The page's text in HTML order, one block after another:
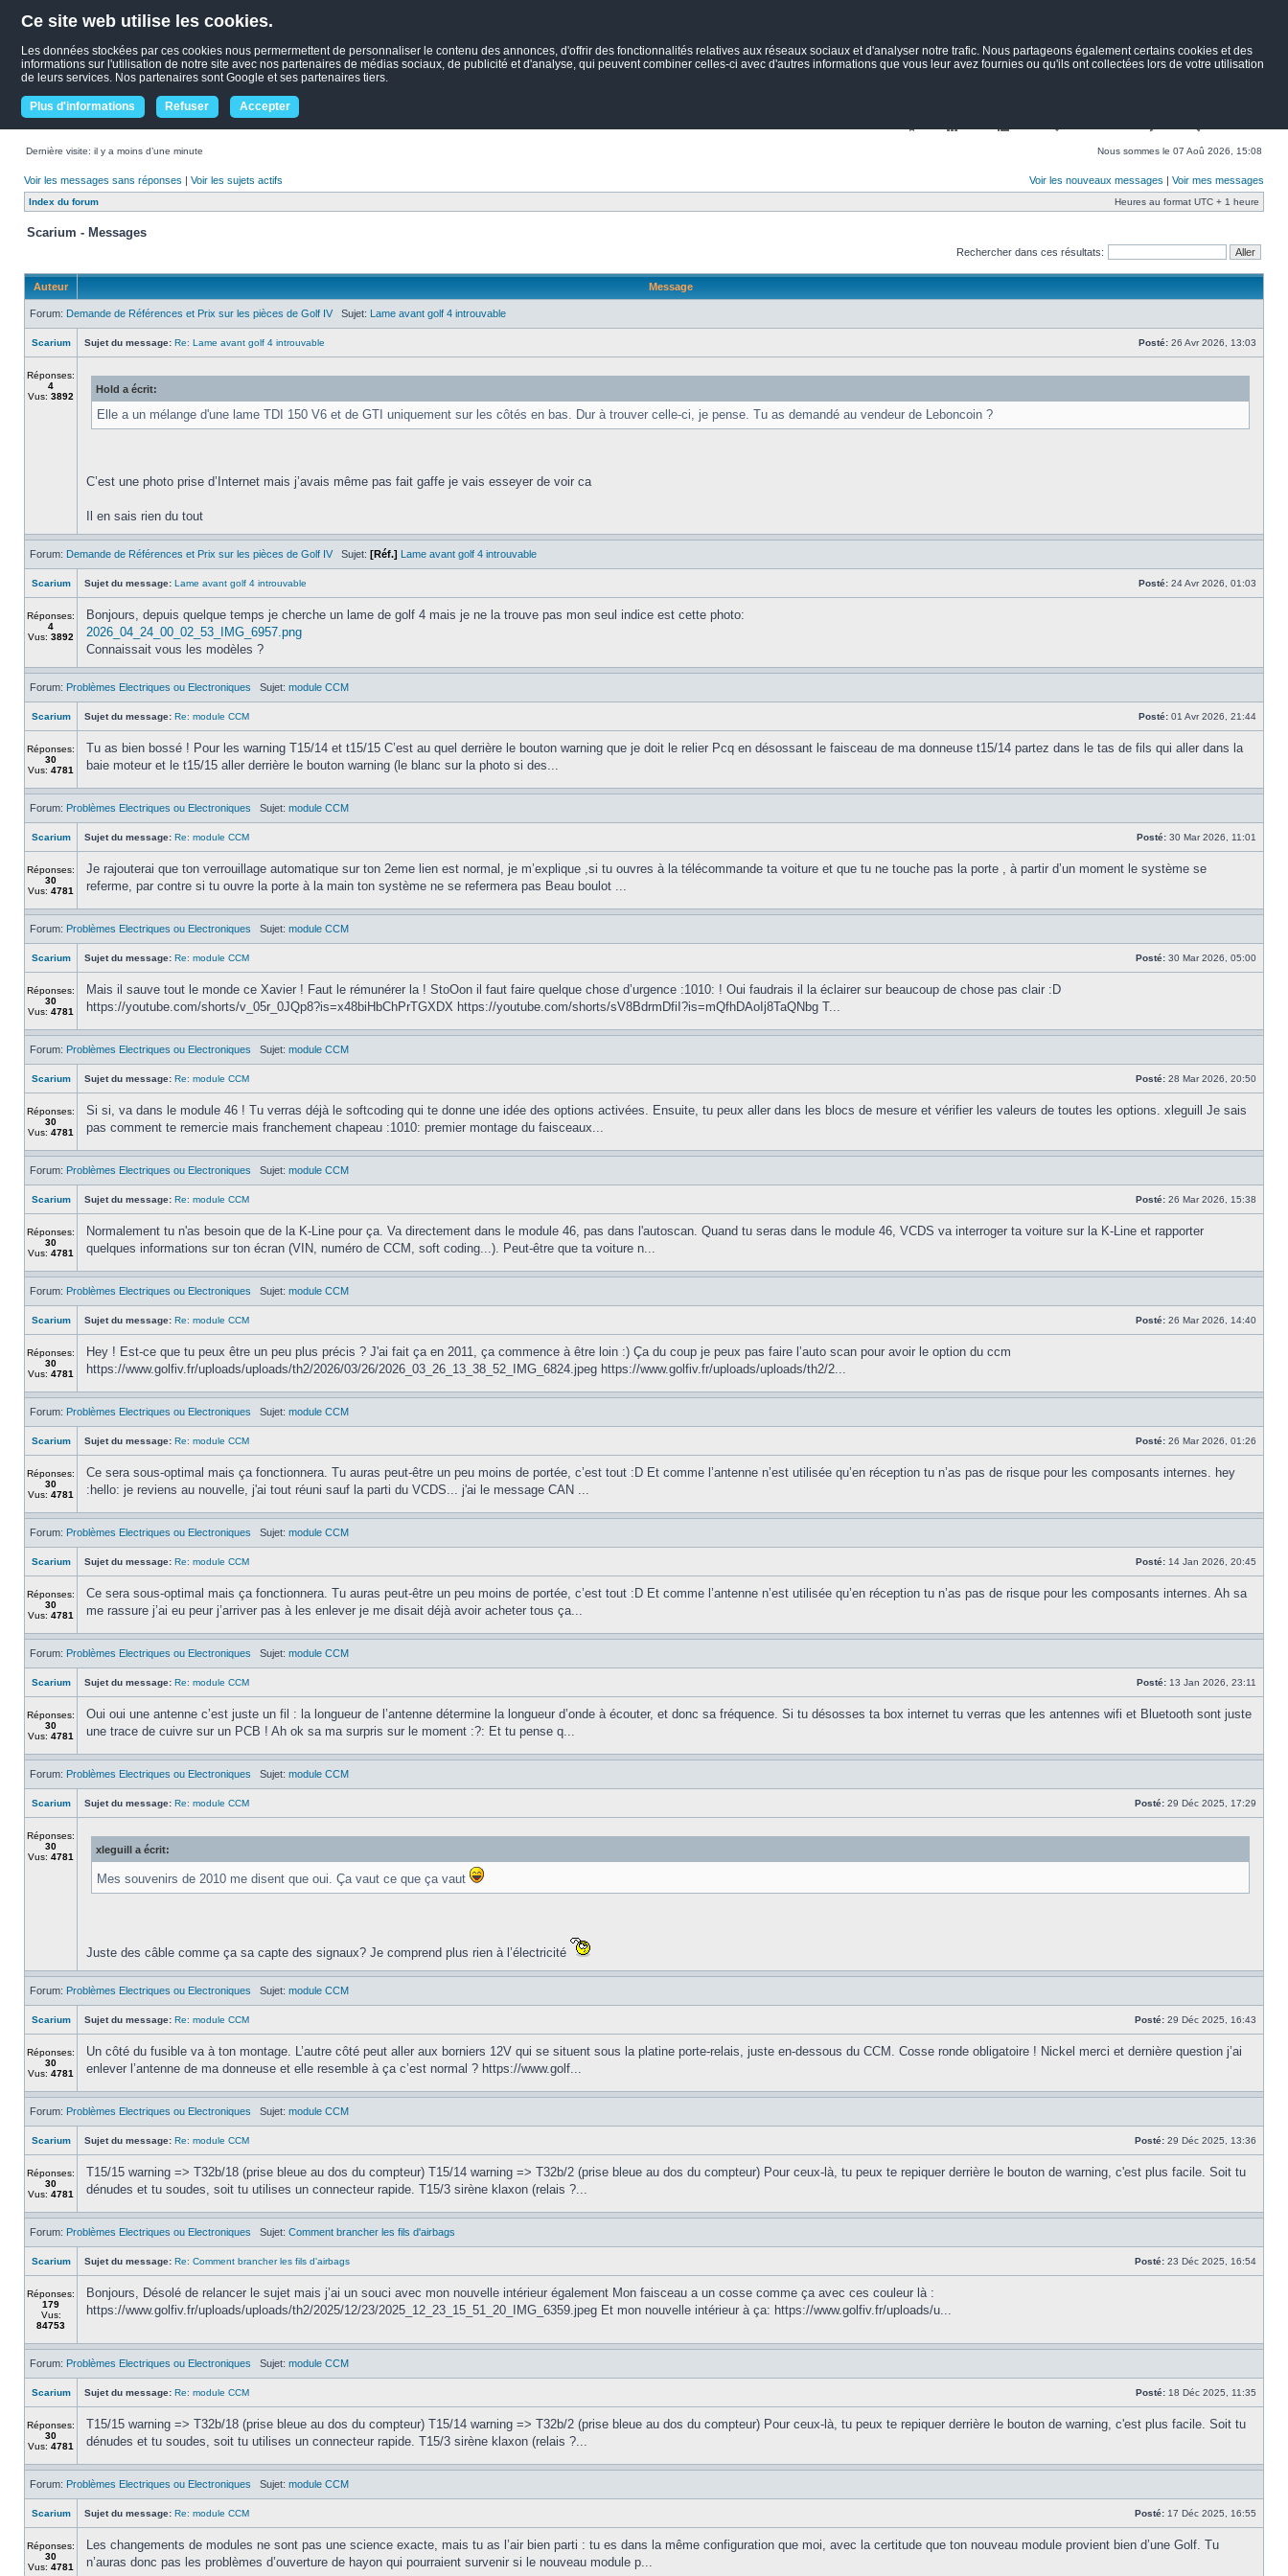
Ce site web utilise les cookies.
Les données stockées par ces cookies nous permermettent de personnaliser le contenu des annonces, d'offrir des fonctionnalités relatives aux réseaux sociaux et d'analyser notre trafic. Nous partageons également certains cookies et des
informations sur l'utilisation de notre site avec nos partenaires de médias sociaux, de publicité et d'analyse, qui peuvent combiner celles-ci avec d'autres informations que vous leur avez fournies ou qu'ils ont collectées lors de votre utilisation
de leurs services. Nos partenaires sont Google et ses partenaires tiers.
Plus d'informations Refuser Accepter
Dernière visite: il y a moins d’une minute Nous sommes le 07 Aoû 2026, 15:08
Voir les messages sans réponses | Voir les sujets actifs Voir les nouveaux messages | Voir mes messages
Index du forum Heures au format UTC + 1 heure
Scarium - Messages
Rechercher dans ces résultats:
Auteur Message
Forum: Demande de Références et Prix sur les pièces de Golf IV Sujet: Lame avant golf 4 introuvable
Scarium Sujet du message: Re: Lame avant golf 4 introuvable Posté: 26 Avr 2026, 13:03
Réponses:
4
Vus: 3892
Hold a écrit:
Elle a un mélange d'une lame TDI 150 V6 et de GTI uniquement sur les côtés en bas. Dur à trouver celle-ci, je pense. Tu as demandé au vendeur de Leboncoin ?
C’est une photo prise d’Internet mais j’avais même pas fait gaffe je vais esseyer de voir ca
Il en sais rien du tout
Forum: Demande de Références et Prix sur les pièces de Golf IV Sujet: [Réf.] Lame avant golf 4 introuvable
Scarium Sujet du message: Lame avant golf 4 introuvable Posté: 24 Avr 2026, 01:03
Réponses:
4
Vus: 3892
Bonjours, depuis quelque temps je cherche un lame de golf 4 mais je ne la trouve pas mon seul indice est cette photo:
2026_04_24_00_02_53_IMG_6957.png
Connaissait vous les modèles ?
Forum: Problèmes Electriques ou Electroniques Sujet: module CCM
Scarium Sujet du message: Re: module CCM Posté: 01 Avr 2026, 21:44
Réponses:
30
Vus: 4781
Tu as bien bossé ! Pour les warning T15/14 et t15/15 C’est au quel derrière le bouton warning que je doit le relier Pcq en désossant le faisceau de ma donneuse t15/14 partez dans le tas de fils qui aller dans la
baie moteur et le t15/15 aller derrière le bouton warning (le blanc sur la photo si des...
Forum: Problèmes Electriques ou Electroniques Sujet: module CCM
Scarium Sujet du message: Re: module CCM Posté: 30 Mar 2026, 11:01
Réponses:
30
Vus: 4781
Je rajouterai que ton verrouillage automatique sur ton 2eme lien est normal, je m’explique ,si tu ouvres à la télécommande ta voiture et que tu ne touche pas la porte , à partir d’un moment le système se
referme, par contre si tu ouvre la porte à la main ton système ne se refermera pas Beau boulot ...
Forum: Problèmes Electriques ou Electroniques Sujet: module CCM
Scarium Sujet du message: Re: module CCM Posté: 30 Mar 2026, 05:00
Réponses:
30
Vus: 4781
Mais il sauve tout le monde ce Xavier ! Faut le rémunérer la ! StoOon il faut faire quelque chose d’urgence :1010: ! Oui faudrais il la éclairer sur beaucoup de chose pas clair :D
https://youtube.com/shorts/v_05r_0JQp8?is=x48biHbChPrTGXDX https://youtube.com/shorts/sV8BdrmDfiI?is=mQfhDAoIj8TaQNbg T...
Forum: Problèmes Electriques ou Electroniques Sujet: module CCM
Scarium Sujet du message: Re: module CCM Posté: 28 Mar 2026, 20:50
Réponses:
30
Vus: 4781
Si si, va dans le module 46 ! Tu verras déjà le softcoding qui te donne une idée des options activées. Ensuite, tu peux aller dans les blocs de mesure et vérifier les valeurs de toutes les options. xleguill Je sais
pas comment te remercie mais franchement chapeau :1010: premier montage du faisceaux...
Forum: Problèmes Electriques ou Electroniques Sujet: module CCM
Scarium Sujet du message: Re: module CCM Posté: 26 Mar 2026, 15:38
Réponses:
30
Vus: 4781
Normalement tu n'as besoin que de la K-Line pour ça. Va directement dans le module 46, pas dans l'autoscan. Quand tu seras dans le module 46, VCDS va interroger ta voiture sur la K-Line et rapporter
quelques informations sur ton écran (VIN, numéro de CCM, soft coding...). Peut-être que ta voiture n...
Forum: Problèmes Electriques ou Electroniques Sujet: module CCM
Scarium Sujet du message: Re: module CCM Posté: 26 Mar 2026, 14:40
Réponses:
30
Vus: 4781
Hey ! Est-ce que tu peux être un peu plus précis ? J'ai fait ça en 2011, ça commence à être loin :) Ça du coup je peux pas faire l’auto scan pour avoir le option du ccm
https://www.golfiv.fr/uploads/uploads/th2/2026/03/26/2026_03_26_13_38_52_IMG_6824.jpeg https://www.golfiv.fr/uploads/uploads/th2/2...
Forum: Problèmes Electriques ou Electroniques Sujet: module CCM
Scarium Sujet du message: Re: module CCM Posté: 26 Mar 2026, 01:26
Réponses:
30
Vus: 4781
Ce sera sous-optimal mais ça fonctionnera. Tu auras peut-être un peu moins de portée, c’est tout :D Et comme l’antenne n’est utilisée qu’en réception tu n’as pas de risque pour les composants internes. hey
:hello: je reviens au nouvelle, j'ai tout réuni sauf la parti du VCDS... j'ai le message CAN ...
Forum: Problèmes Electriques ou Electroniques Sujet: module CCM
Scarium Sujet du message: Re: module CCM Posté: 14 Jan 2026, 20:45
Réponses:
30
Vus: 4781
Ce sera sous-optimal mais ça fonctionnera. Tu auras peut-être un peu moins de portée, c’est tout :D Et comme l’antenne n’est utilisée qu’en réception tu n’as pas de risque pour les composants internes. Ah sa
me rassure j’ai eu peur j’arriver pas à les enlever je me disait déjà avoir acheter tous ça...
Forum: Problèmes Electriques ou Electroniques Sujet: module CCM
Scarium Sujet du message: Re: module CCM Posté: 13 Jan 2026, 23:11
Réponses:
30
Vus: 4781
Oui oui une antenne c’est juste un fil : la longueur de l’antenne détermine la longueur d’onde à écouter, et donc sa fréquence. Si tu désosses ta box internet tu verras que les antennes wifi et Bluetooth sont juste
une trace de cuivre sur un PCB ! Ah ok sa ma surpris sur le moment :?: Et tu pense q...
Forum: Problèmes Electriques ou Electroniques Sujet: module CCM
Scarium Sujet du message: Re: module CCM Posté: 29 Déc 2025, 17:29
Réponses:
30
Vus: 4781
xleguill a écrit:
Mes souvenirs de 2010 me disent que oui. Ça vaut ce que ça vaut
Juste des câble comme ça sa capte des signaux? Je comprend plus rien à l’électricité
Forum: Problèmes Electriques ou Electroniques Sujet: module CCM
Scarium Sujet du message: Re: module CCM Posté: 29 Déc 2025, 16:43
Réponses:
30
Vus: 4781
Un côté du fusible va à ton montage. L’autre côté peut aller aux borniers 12V qui se situent sous la platine porte-relais, juste en-dessous du CCM. Cosse ronde obligatoire ! Nickel merci et dernière question j’ai
enlever l’antenne de ma donneuse et elle resemble à ça c’est normal ? https://www.golf...
Forum: Problèmes Electriques ou Electroniques Sujet: module CCM
Scarium Sujet du message: Re: module CCM Posté: 29 Déc 2025, 13:36
Réponses:
30
Vus: 4781
T15/15 warning => T32b/18 (prise bleue au dos du compteur) T15/14 warning => T32b/2 (prise bleue au dos du compteur) Pour ceux-là, tu peux te repiquer derrière le bouton de warning, c'est plus facile. Soit tu
dénudes et tu soudes, soit tu utilises un connecteur rapide. T15/3 sirène klaxon (relais ?...
Forum: Problèmes Electriques ou Electroniques Sujet: Comment brancher les fils d'airbags
Scarium Sujet du message: Re: Comment brancher les fils d'airbags Posté: 23 Déc 2025, 16:54
Réponses:
179
Vus:
84753
Bonjours, Désolé de relancer le sujet mais j’ai un souci avec mon nouvelle intérieur également Mon faisceau a un cosse comme ça avec ces couleur là :
https://www.golfiv.fr/uploads/uploads/th2/2025/12/23/2025_12_23_15_51_20_IMG_6359.jpeg Et mon nouvelle intérieur à ça: https://www.golfiv.fr/uploads/u...
Forum: Problèmes Electriques ou Electroniques Sujet: module CCM
Scarium Sujet du message: Re: module CCM Posté: 18 Déc 2025, 11:35
Réponses:
30
Vus: 4781
T15/15 warning => T32b/18 (prise bleue au dos du compteur) T15/14 warning => T32b/2 (prise bleue au dos du compteur) Pour ceux-là, tu peux te repiquer derrière le bouton de warning, c'est plus facile. Soit tu
dénudes et tu soudes, soit tu utilises un connecteur rapide. T15/3 sirène klaxon (relais ?...
Forum: Problèmes Electriques ou Electroniques Sujet: module CCM
Scarium Sujet du message: Re: module CCM Posté: 17 Déc 2025, 16:55
Réponses:
30
Vus: 4781
Les changements de modules ne sont pas une science exacte, mais tu as l’air bien parti : tu es dans la même configuration que moi, avec la certitude que ton nouveau module provient bien d’une Golf. Tu
n’auras donc pas les problèmes d’ouverture de hayon qui pourraient survenir si le nouveau module p...